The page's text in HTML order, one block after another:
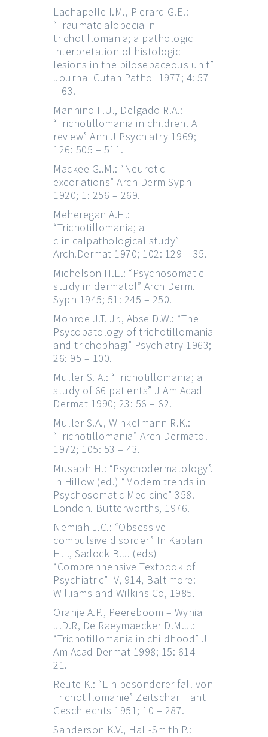
Lachapelle I.M., Pierard G.E.:
“Traumatc alopecia in
trichotillomania; a pathologic
interpretation of histologic
lesions in the pilosebaceous unit”
Journal Cutan Pathol 1977; 4: 57
– 63.
Mannino F.U., Delgado R.A.:
“Trichotillomania in children. A
review” Ann J Psychiatry 1969;
126: 505 – 511.
Mackee G..M.: “Neurotic
excoriations” Arch Derm Syph
1920; 1: 256 – 269.
Meheregan A.H.:
“Trichotillomania; a
clinicalpathological study”
Arch.Dermat 1970; 102: 129 – 35.
Michelson H.E.: “Psychosomatic
study in dermatol” Arch Derm.
Syph 1945; 51: 245 – 250.
Monroe J.T. Jr., Abse D.W.: “The
Psycopatology of trichotillomania
and trichophagi” Psychiatry 1963;
26: 95 – 100.
Muller S. A.: “Trichotillomania; a
study of 66 patients” J Am Acad
Dermat 1990; 23: 56 – 62.
Muller S.A., Winkelmann R.K.:
“Trichotillomania” Arch Dermatol
1972; 105: 53 – 43.
Musaph H.: “Psychodermatology”.
in Hillow (ed.) “Modem trends in
Psychosomatic Medicine” 358.
London. Butterworths, 1976.
Nemiah J.C.: “Obsessive –
compulsive disorder” In Kaplan
H.I., Sadock B.J. (eds)
“Comprenhensive Textbook of
Psychiatric” IV, 914, Baltimore:
Williams and Wilkins Co, 1985.
Oranje A.P., Peereboom – Wynia
J.D.R, De Raeymaecker D.M.J.:
“Trichotillomania in childhood” J
Am Acad Dermat 1998; 15: 614 –
21.
Reute K.: “Ein besonderer fall von
Trichotillomanie” Zeitschar Hant
Geschlechts 1951; 10 – 287.
Sanderson K.V., HaII-Smith P.: